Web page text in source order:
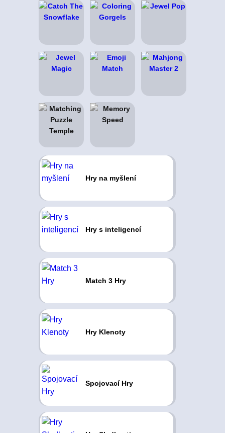
Hry na myšlení
Hry s inteligencí
Match 3 Hry
Hry Klenoty
Spojovací Hry